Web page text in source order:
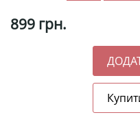
899 грн.